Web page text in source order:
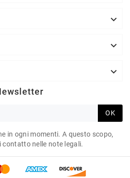



OK
in ogni momenti. A questo scopo,
contatto nelle note legali.